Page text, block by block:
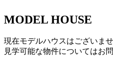
MODEL HOUSE
現在モデルハウスはございませ
見学可能な物件についてはお